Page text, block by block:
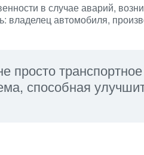
в случае аварий,
владелец автомобиля,
просто транспортное
способная